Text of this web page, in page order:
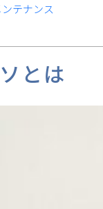
テナンス
とは